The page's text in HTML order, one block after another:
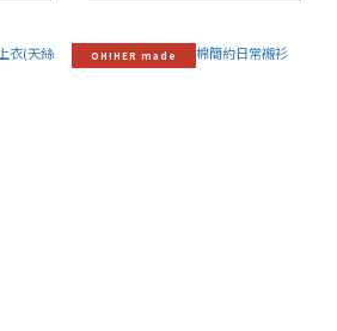
OH!HER made